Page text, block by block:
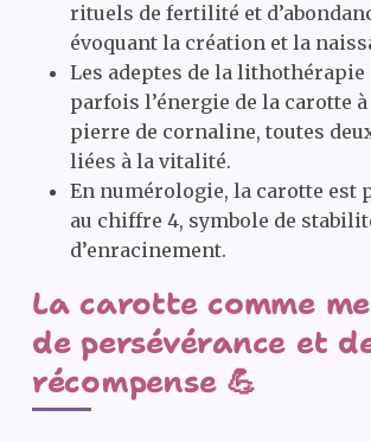
rituels de fertilité et
évoquant la création et la
Les adeptes de la lithothérapie
parfois l’énergie de la carotte
pierre de cornaline, toutes
liées à la vitalité.
En numérologie, la carotte est
au chiffre 4, symbole de
d’enracinement.
La carotte comme
de persévérance et
récompense 💪